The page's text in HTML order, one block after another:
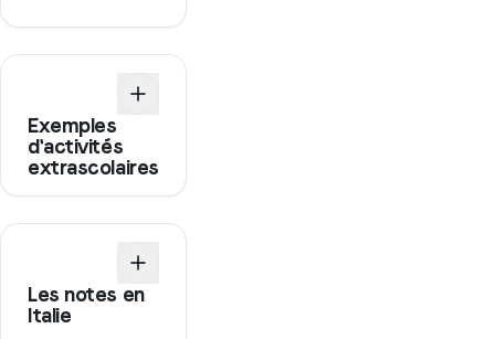
Exemples
d'activités
extrascolaires
Les notes en
Italie